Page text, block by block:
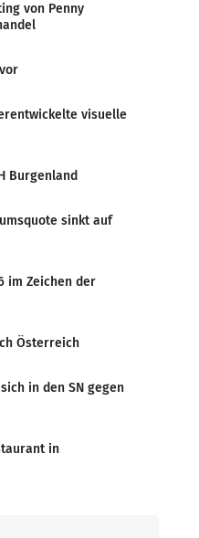
von Penny
visuelle
Burgenland
sinkt auf
im Zeichen der
Österreich
in den SN gegen
in